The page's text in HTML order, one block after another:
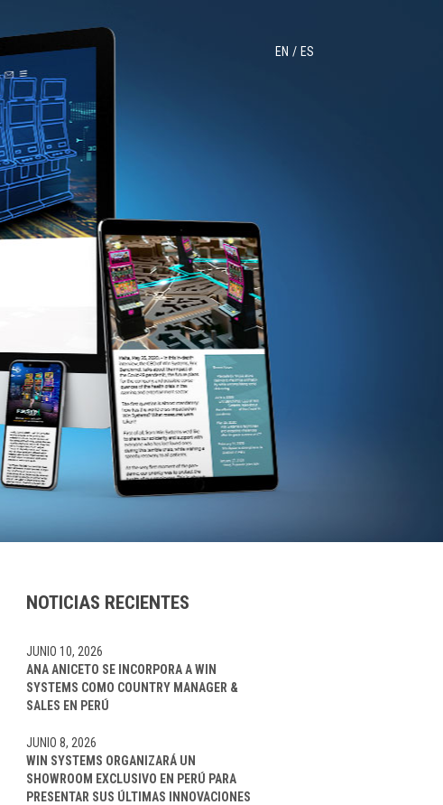
EN ES
NOTICIAS RECIENTES
ANA ANICETO SE INCORPORA A WIN
SYSTEMS COMO COUNTRY MANAGER &
SALES EN PERÚ
JUNIO 10, 2026
WIN SYSTEMS ORGANIZARÁ UN
SHOWROOM EXCLUSIVO EN PERÚ PARA
PRESENTAR SUS ÚLTIMAS INNOVACIONES
JUNIO 8, 2026